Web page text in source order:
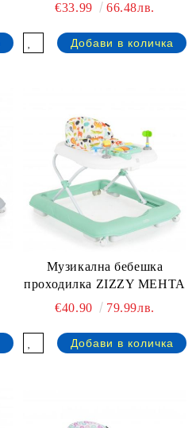
€33.99
66.48лв.
Музикална бебешка
проходилка ZIZZY МЕНТА
€40.90
79.99лв.